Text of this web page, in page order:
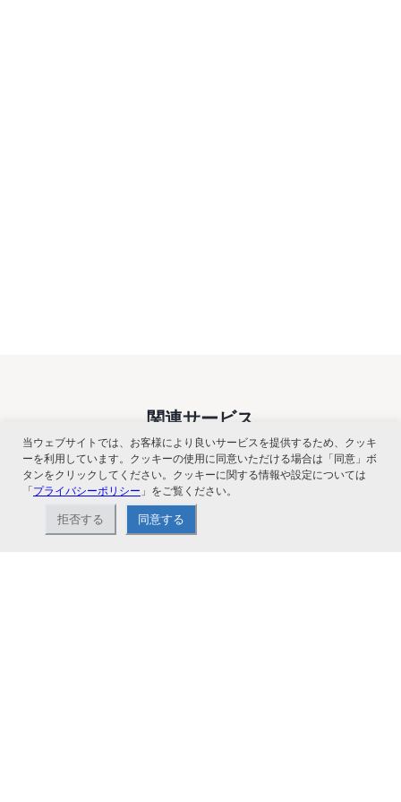
関連サービス
当ウェブサイトでは、お客様により良いサービスを提供するため、クッキ
ーを利用しています。クッキーの使用に同意いただける場合は「同意」ボ
タンをクリックしてください。クッキーに関する情報や設定については
「プライバシーポリシー 」をご覧ください。
拒否する 同意する